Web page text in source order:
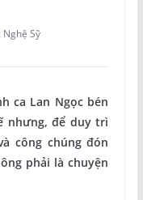
Sỹ
ca Lan Ngọc bén
nhưng, để duy trì
công chúng đón
phải là chuyện